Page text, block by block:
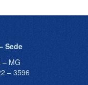
Sede
– MG
– 3596